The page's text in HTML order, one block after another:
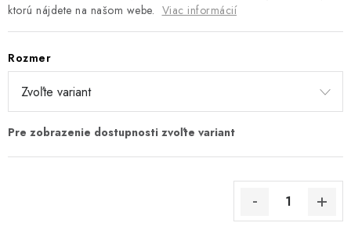
ktorú nájdete na našom webe. Viac informácií
Rozmer